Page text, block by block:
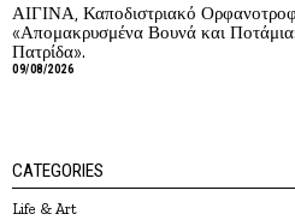
ΑΙΓΙΝΑ, Καποδιστριακό
«Απομακρυσμένα Βουνά και
Πατρίδα».
09/08/2026
CATEGORIES
Life & Art